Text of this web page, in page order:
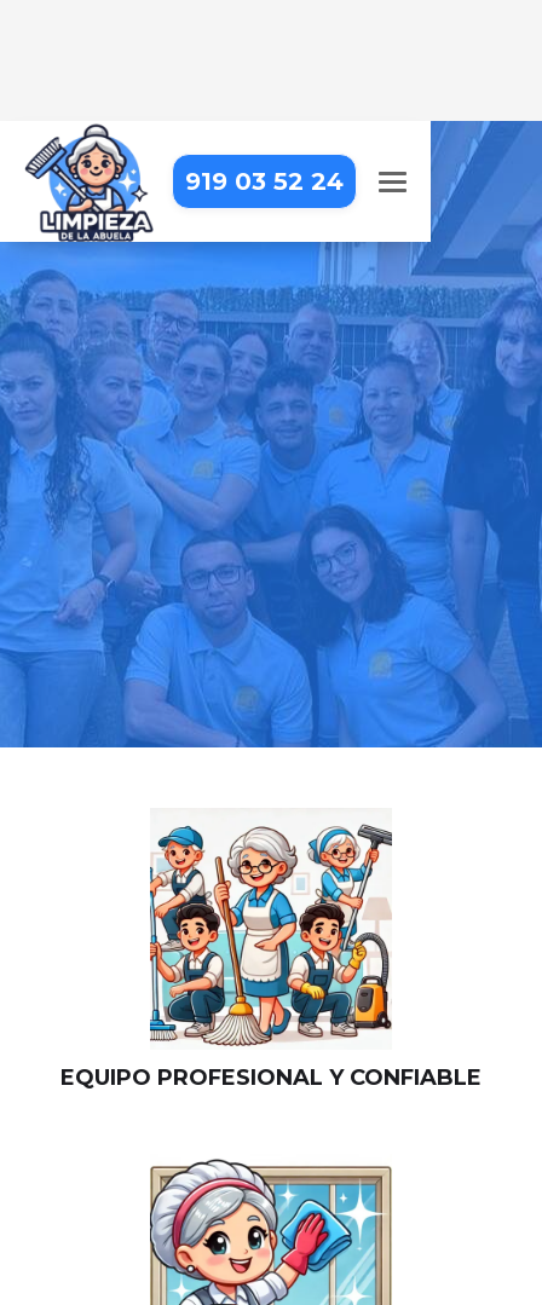
919 03 52 24
LIMPIEZA DE COMUNIDADES
EN NUEVO BAZTÁN
Cuidamos cada rincón de tu
comunidad para un entorno limpio
y agradable
Pide tu presupuesto gratis
Llama hoy: 919 03 52 24
Más de 1000 clientes confían en nosotros
⭐⭐⭐⭐⭐
EQUIPO PROFESIONAL Y CONFIABLE